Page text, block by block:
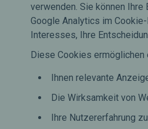
verwenden. Sie können
Google Analytics im
Interesses, Ihre
Diese Cookies ermöglichen
Ihnen relevante
Die Wirksamkeit von
Ihre Nutzererfahrung